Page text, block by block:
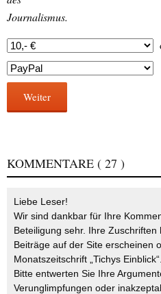
Journalismus.
Weiter
KOMMENTARE ( 27 )
Liebe Leser!
Wir sind dankbar für Ihre
Beteiligung sehr. Ihre
Beiträge auf der Site erscheinen
Monatszeitschrift „Tichys Einblick“.
Bitte entwerten Sie Ihre
Verunglimpfungen oder